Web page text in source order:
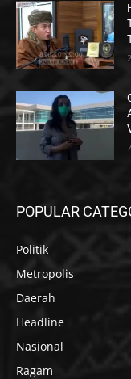
POPULAR
Politik
Metropolis
Daerah
Headline
Nasional
Ragam